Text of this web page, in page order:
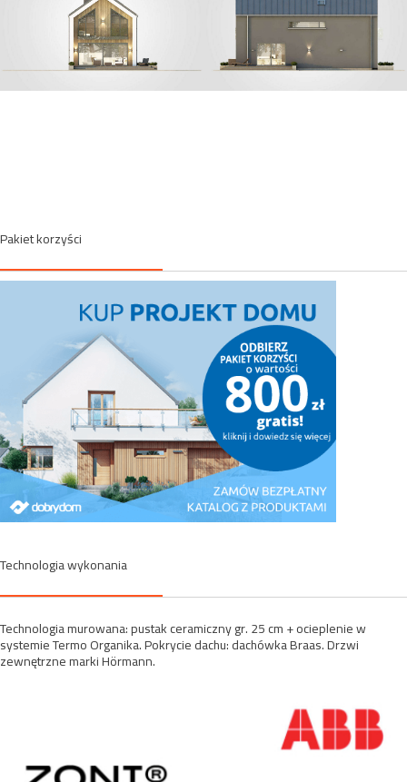
Pakiet korzyści
Technologia wykonania
Technologia murowana: pustak ceramiczny gr. 25 cm + ocieplenie w
systemie Termo Organika. Pokrycie dachu: dachówka Braas. Drzwi
zewnętrzne marki Hörmann.